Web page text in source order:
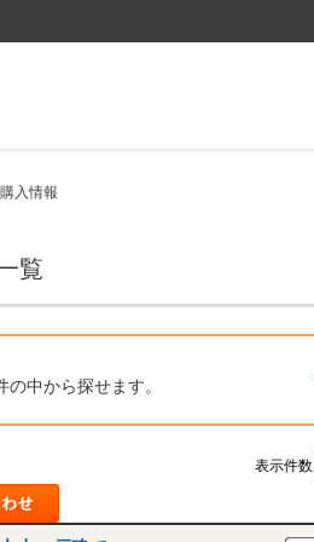
入情報
覧
の中から探せます。
表示件数